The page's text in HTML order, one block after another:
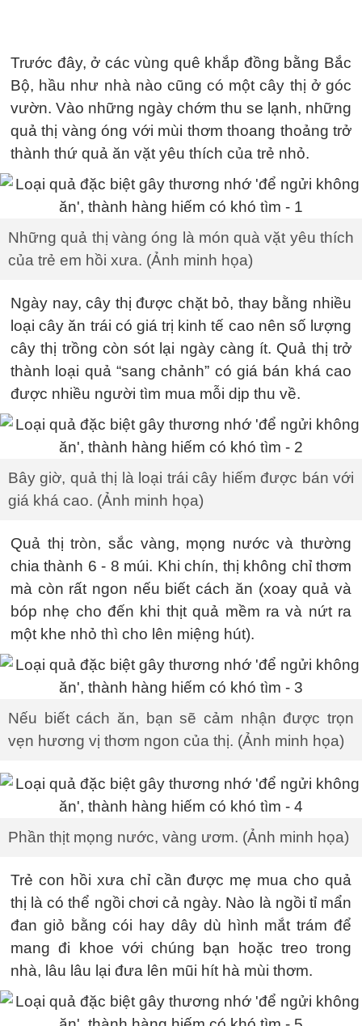
Trước đây, ở các vùng quê khắp đồng bằng Bắc
Bộ, hầu như nhà nào cũng có một cây thị ở góc
vườn. Vào những ngày chớm thu se lạnh, những
quả thị vàng óng với mùi thơm thoang thoảng trở
thành thứ quả ăn vặt yêu thích của trẻ nhỏ.
Những quả thị vàng óng là món quà vặt yêu thích
của trẻ em hồi xưa. (Ảnh minh họa)
Ngày nay, cây thị được chặt bỏ, thay bằng nhiều
loại cây ăn trái có giá trị kinh tế cao nên số lượng
cây thị trồng còn sót lại ngày càng ít. Quả thị trở
thành loại quả “sang chảnh” có giá bán khá cao
được nhiều người tìm mua mỗi dịp thu về.
Bây giờ, quả thị là loại trái cây hiếm được bán với
giá khá cao. (Ảnh minh họa)
Quả thị tròn, sắc vàng, mọng nước và thường
chia thành 6 - 8 múi. Khi chín, thị không chỉ thơm
mà còn rất ngon nếu biết cách ăn (xoay quả và
bóp nhẹ cho đến khi thịt quả mềm ra và nứt ra
một khe nhỏ thì cho lên miệng hút).
Nếu biết cách ăn, bạn sẽ cảm nhận được trọn
vẹn hương vị thơm ngon của thị. (Ảnh minh họa)
Phần thịt mọng nước, vàng ươm. (Ảnh minh họa)
Trẻ con hồi xưa chỉ cần được mẹ mua cho quả
thị là có thể ngồi chơi cả ngày. Nào là ngồi tỉ mẩn
đan giỏ bằng cói hay dây dù hình mắt trám để
mang đi khoe với chúng bạn hoặc treo trong
nhà, lâu lâu lại đưa lên mũi hít hà mùi thơm.